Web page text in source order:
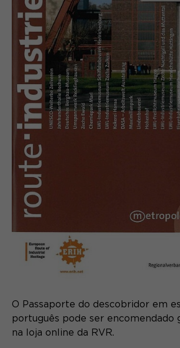
O Passaporte do descobridor em
português pode ser encomendado
na loja online da RVR.